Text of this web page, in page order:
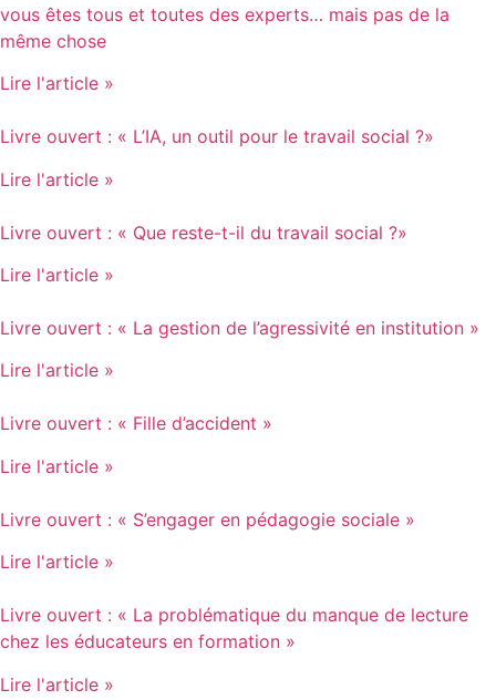
vous êtes tous et toutes des experts… mais pas de la
même chose
Lire l'article »
Livre ouvert : « L’IA, un outil pour le travail social ?»
Lire l'article »
Livre ouvert : « Que reste-t-il du travail social ?»
Lire l'article »
Livre ouvert : « La gestion de l’agressivité en institution »
Lire l'article »
Livre ouvert : « Fille d’accident »
Lire l'article »
Livre ouvert : « S’engager en pédagogie sociale »
Lire l'article »
Livre ouvert : « La problématique du manque de lecture
chez les éducateurs en formation »
Lire l'article »